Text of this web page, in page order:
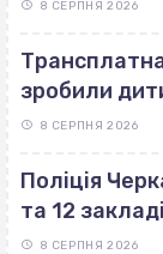
8 СЕРПНЯ 2026
зробили
8 СЕРПНЯ 2026
Поліція
та 12
8 СЕРПНЯ 2026